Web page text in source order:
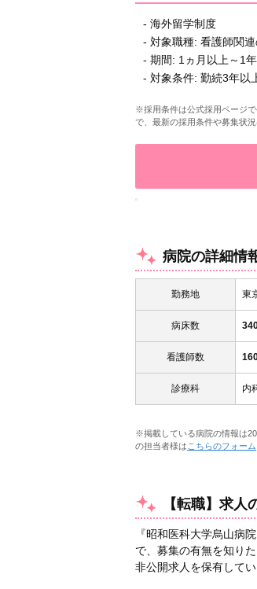
- 海外留学制度
- 対象職種: 看護師関
- 期間: 1ヵ月以上～1
- 対象条件: 勤続3年以
※採用条件は公式採用ページ
で、最新の採用条件や募集状
病院の詳細情
勤務地 東
病床数
看護師数
診療科 内
※掲載している病院の情報は
の担当者様は こちらのフォーム
【転職】求人
『昭和医科大学烏山病
で、募集の有無を知り
非公開求人を保有して